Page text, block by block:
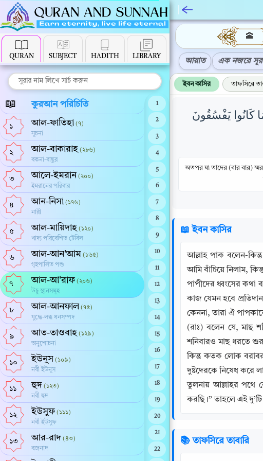
QURAN SUBJECT HADITH LIBRARY
📖 কুরআন পরিচিতি
১ আল-ফাতিহা (৭)
সূচনা
২ আল-বাকারাহ (২৮৬)
বকনা-বাছুর
৩ আলে-ইমরান (২০০)
ইমরানের পরিবার
৪ আন-নিসা (১৭৬)
নারী
৫ আল-মায়িদাহ (১২০)
খাদ্য পরিবেশিত টেবিল
৬ আল-আন'আম (১৬৫)
গৃহপালিত পশু
৭ আল-আ'রাফ (২০৬)
উচু স্থানসমূহ
৮ আল-আনফাল (৭৫)
যুদ্ধে-লব্ধ ধনসম্পদ
৯ আত-তাওবাহ (১২৯)
অনুশোচনা
১০ ইউনুস (১০৯)
নবী ইউনুস
১১ হুদ (১২৩)
নবী হুদ
১২ ইউসুফ (১১১)
নবী ইউসুফ
১৩ আর-রাদ (৪৩)
বজ্রনাদ
1
2
3
4
5
6
7
8
9
10
11
12
13
14
15
16
17
18
19
20
21
22
🕋
আয়াত এক নজরে
ইবন কাসির তাফসিরে
كَانُوا يَفْسُقُونَ
অতপর যা তাদের (বার বার)
📖 ইবন কাসির
আল্লাহ পাক বলেন-
আমি বাঁচিয়ে নিলাম,
পাপীদের ধ্বংসের কথা
কাজ যেমন হবে
কেননা, তারা ঐ
(রাঃ) বলেন যে, মাছ
শনিবারও মাছ ধরতে
কিন্তু কতক লোক
দুষ্টদেরকে নিষেধ করে
তুলনায় আল্লাহর পথে
করছি।” তাহলে এই
📚 তাফসিরে তাবারি